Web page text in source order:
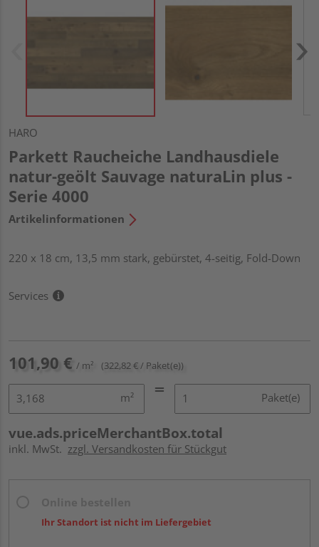
HARO
Parkett Raucheiche Landhausdiele
natur-geölt Sauvage naturaLin plus -
Serie 4000
Artikelinformationen
220 x 18 cm, 13,5 mm stark, gebürstet, 4-seitig, Fold-Down
Services
101,90 € / m² (322,82 € / Paket(e))
m² Paket(e)
vue.ads.priceMerchantBox.total
inkl. MwSt. zzgl. Versandkosten für Stückgut
Ihr Standort ist nicht im Liefergebiet